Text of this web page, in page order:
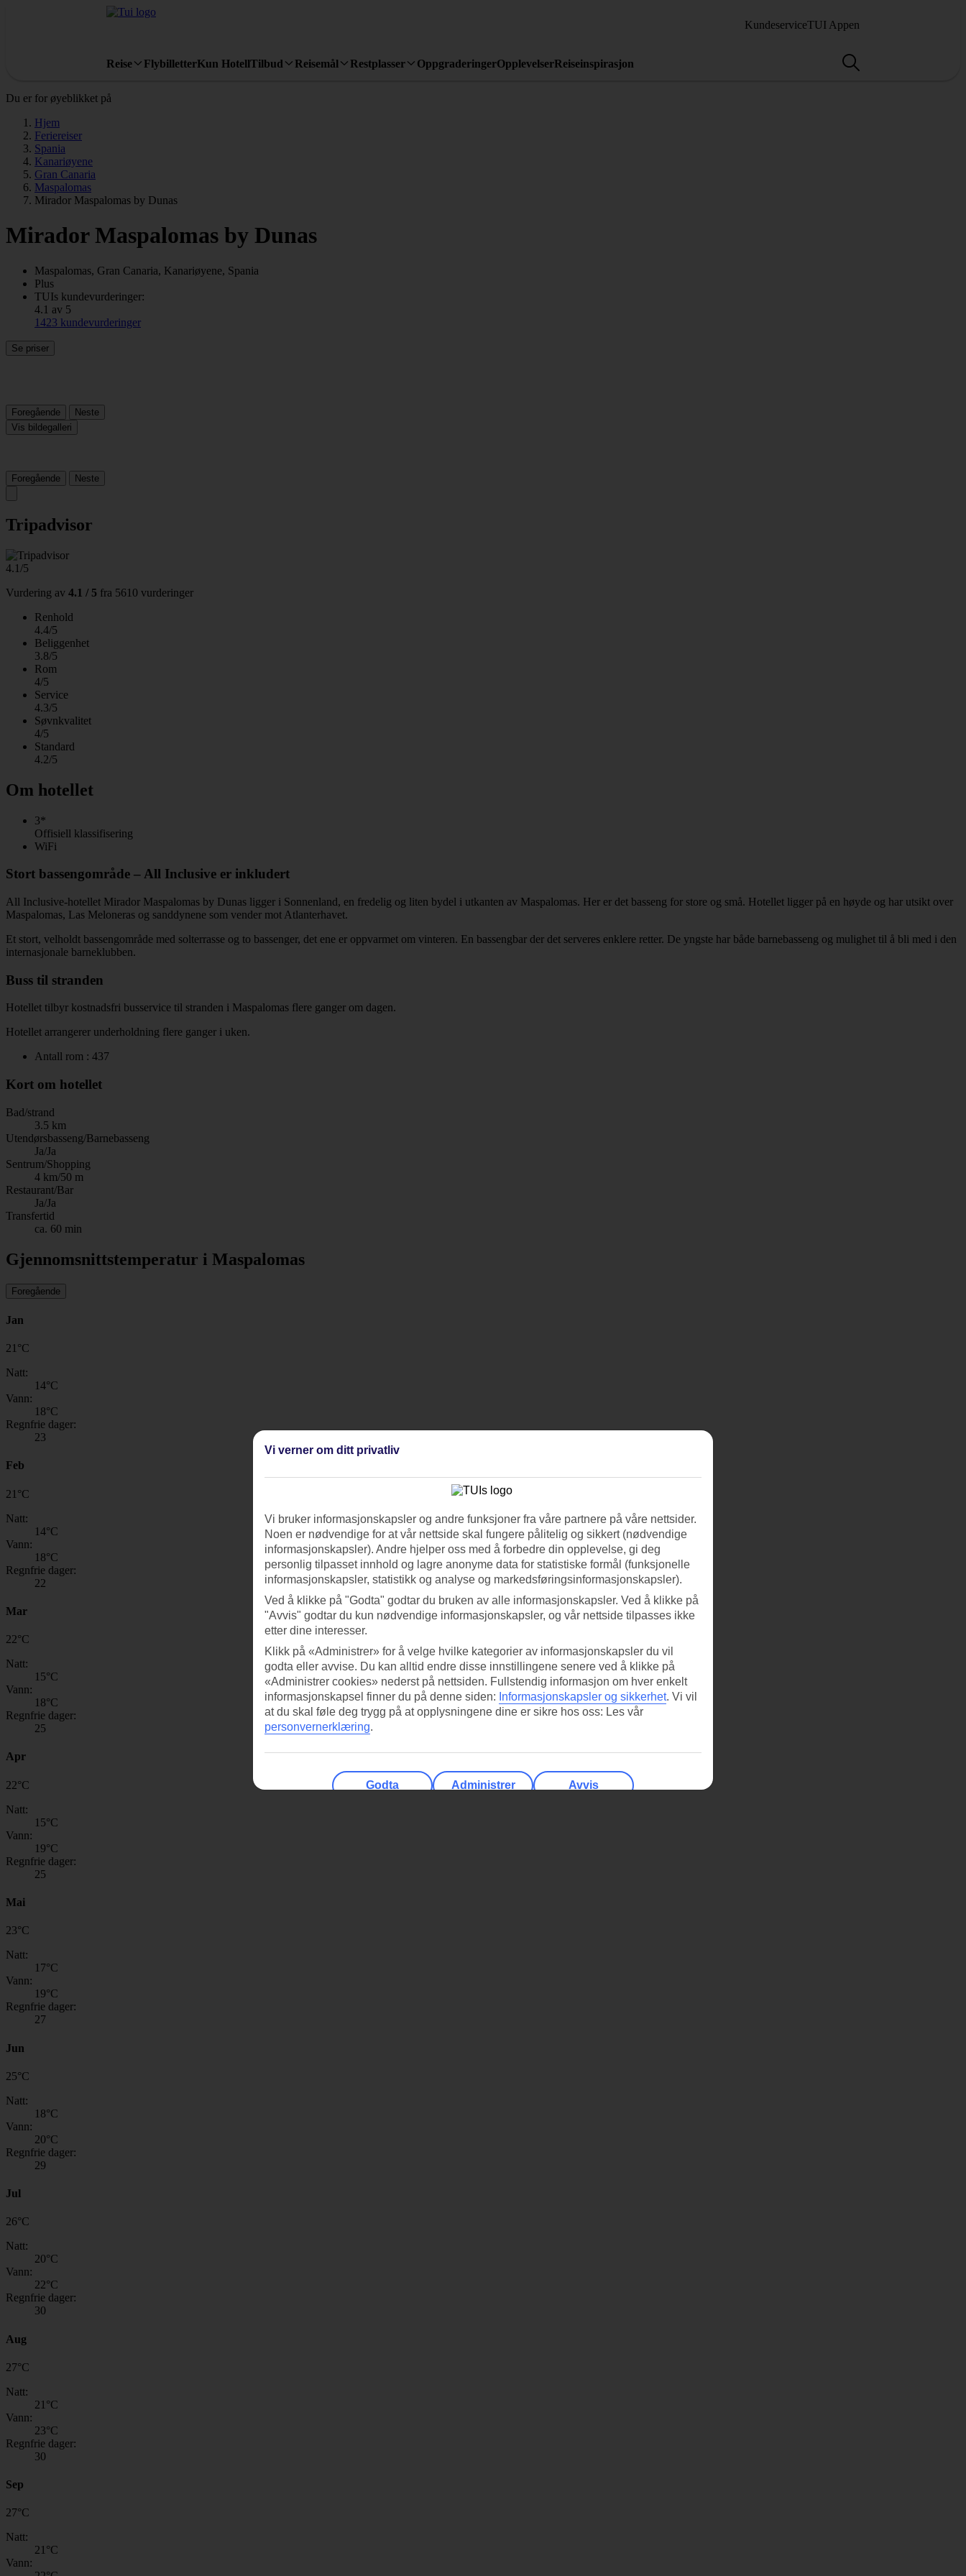
KundeserviceTUI Appen
Reise FlybilletterKun HotellTilbud Reisemål Restplasser OppgraderingerOpplevelserReiseinspirasjon
Du er for øyeblikket på
Hjem
Feriereiser
Spania
Kanariøyene
Gran Canaria
Maspalomas
Mirador Maspalomas by Dunas
Mirador Maspalomas by Dunas
Maspalomas, Gran Canaria, Kanariøyene, Spania
Plus
TUIs kundevurderinger:
4.1 av 5
1423 kundevurderinger
Se priser
Foregående
Neste
Vis bildegalleri
Foregående Neste
Tripadvisor
4.1/5
Vurdering av 4.1 / 5 fra 5610 vurderinger
Renhold
4.4/5
Beliggenhet
3.8/5
Rom
4/5
Service
4.3/5
Søvnkvalitet
4/5
Standard
4.2/5
Om hotellet
3*
Offisiell klassifisering
WiFi
Stort bassengområde – All Inclusive er inkludert
All Inclusive-hotellet Mirador Maspalomas by Dunas ligger i Sonnenland, en fredelig og liten bydel i utkanten av Maspalomas. Her er det basseng for store og små. Hotellet ligger på en høyde og har utsikt over
Maspalomas, Las Meloneras og sanddynene som vender mot Atlanterhavet.
Et stort, velholdt bassengområde med solterrasse og to bassenger, det ene er oppvarmet om vinteren. En bassengbar der det serveres enklere retter. De yngste har både barnebasseng og mulighet til å bli med i den
internasjonale barneklubben.
Buss til stranden
Hotellet tilbyr kostnadsfri busservice til stranden i Maspalomas flere ganger om dagen.
Hotellet arrangerer underholdning flere ganger i uken.
Antall rom : 437
Kort om hotellet
Bad/strand
3.5 km
Utendørsbasseng/Barnebasseng
Ja/Ja
Sentrum/Shopping
4 km/50 m
Restaurant/Bar
Ja/Ja
Transfertid
ca. 60 min
Gjennomsnittstemperatur i Maspalomas
Foregående
Jan
21 °C
Natt:
14°C
Vann:
18°C
Regnfrie dager:
23
Feb
21 °C
Natt:
14°C
Vann:
18°C
Regnfrie dager:
22
Mar
22°C
Natt:
15°C
Vann:
18°C
Regnfrie dager:
25
Apr
22°C
Natt:
15°C
Vann:
19°C
Regnfrie dager:
25
Mai
23°C
Natt:
17°C
Vann:
19°C
Regnfrie dager:
27
Jun
25°C
Natt:
18°C
Vann:
20°C
Regnfrie dager:
29
Jul
26°C
Natt:
20°C
Vann:
22°C
Regnfrie dager:
30
Aug
27°C
Natt:
21 °C
Vann:
23°C
Regnfrie dager:
30
Sep
27°C
Natt:
21°C
Vann:
Vi verner om ditt privatliv
Vi bruker informasjonskapsler og andre funksjoner fra våre partnere på våre nettsider.
Noen er nødvendige for at vår nettside skal fungere pålitelig og sikkert (nødvendige
informasjonskapsler). Andre hjelper oss med å forbedre din opplevelse, gi deg
personlig tilpasset innhold og lagre anonyme data for statistiske formål (funksjonelle
informasjonskapsler, statistikk og analyse og markedsføringsinformasjonskapsler).
Ved å klikke på "Godta" godtar du bruken av alle informasjonskapsler. Ved å klikke på
"Avvis" godtar du kun nødvendige informasjonskapsler, og vår nettside tilpasses ikke
etter dine interesser.
Klikk på «Administrer» for å velge hvilke kategorier av informasjonskapsler du vil
godta eller avvise. Du kan alltid endre disse innstillingene senere ved å klikke på
«Administrer cookies» nederst på nettsiden. Fullstendig informasjon om hver enkelt
informasjonskapsel finner du på denne siden: Informasjonskapsler og sikkerhet. Vi vil
at du skal føle deg trygg på at opplysningene dine er sikre hos oss: Les vår
personvernerklæring.
Godta Administrer Avvis